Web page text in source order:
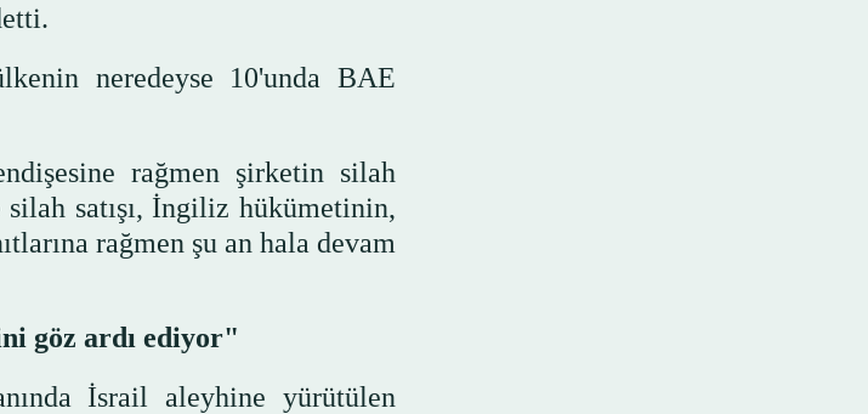
neredeyse 10'unda BAE
rağmen şirketin silah
silah satışı, İngiliz hükümetinin,
rağmen şu an hala devam
göz ardı ediyor"
İsrail aleyhine yürütülen